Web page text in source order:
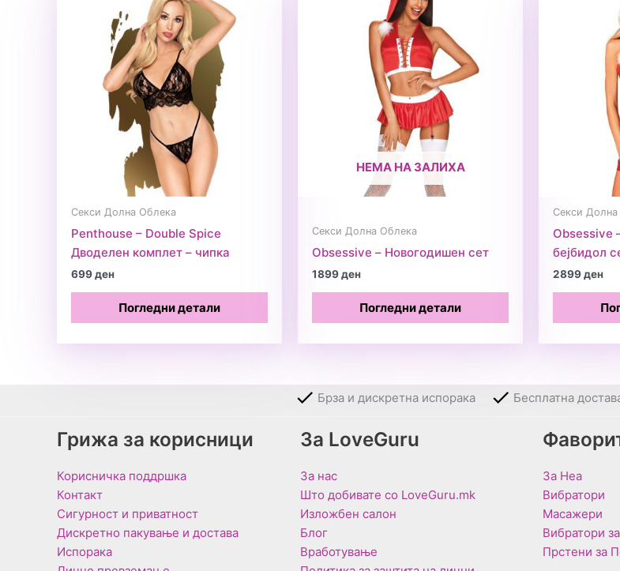
Секси Долна Облека
Penthouse – Double Spice
Дводелен комплет – чипка
699ден
Погледни детали
НЕМА НА ЗАЛИХА
Секси Долна Облека
Obsessive – Новогодишен сет
1899ден
Погледни детали
Секси
Obsessive
бејбидол
2899ден
Брза и дискретна испорака Бесплатна
Грижа за корисници
Корисничка поддршка
Контакт
Сигурност и приватност
Дискретно пакување и достава
Испорака
За LoveGuru
За нас
Што добивате со LoveGuru.mk
Изложбен салон
Блог
Вработување
За Неа
Вибратори
Масажери
Вибратори
Прстени за